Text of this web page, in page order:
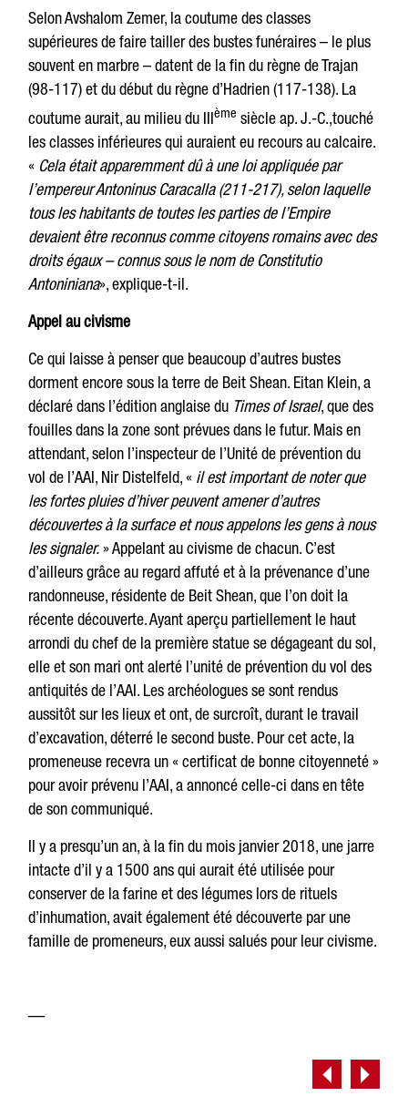
Selon Avshalom Zemer, la coutume des classes
supérieures de faire tailler des bustes funéraires – le plus
souvent en marbre – datent de la fin du règne de Trajan
(98-117) et du début du règne d’Hadrien (117-138). La
coutume aurait, au milieu du IIIème siècle ap. J.-C.,touché
les classes inférieures qui auraient eu recours au calcaire.
« Cela était apparemment dû à une loi appliquée par
l’empereur Antoninus Caracalla (211-217), selon laquelle
tous les habitants de toutes les parties de l’Empire
devaient être reconnus comme citoyens romains avec des
droits égaux – connus sous le nom de Constitutio
Antoniniana», explique-t-il.
Appel au civisme
Ce qui laisse à penser que beaucoup d’autres bustes
dorment encore sous la terre de Beit Shean. Eitan Klein, a
déclaré dans l’édition anglaise du Times of Israel, que des
fouilles dans la zone sont prévues dans le futur. Mais en
attendant, selon l’inspecteur de l’Unité de prévention du
vol de l’AAI, Nir Distelfeld, « il est important de noter que
les fortes pluies d’hiver peuvent amener d’autres
découvertes à la surface et nous appelons les gens à nous
les signaler.» Appelant au civisme de chacun. C’est
d’ailleurs grâce au regard affuté et à la prévenance d’une
randonneuse, résidente de Beit Shean, que l’on doit la
récente découverte. Ayant aperçu partiellement le haut
arrondi du chef de la première statue se dégageant du sol,
elle et son mari ont alerté l’unité de prévention du vol des
antiquités de l’AAI. Les archéologues se sont rendus
aussitôt sur les lieux et ont, de surcroît, durant le travail
d’excavation, déterré le second buste. Pour cet acte, la
promeneuse recevra un « certificat de bonne citoyenneté »
pour avoir prévenu l’AAI, a annoncé celle-ci dans en tête
de son communiqué.
Il y a presqu’un an, à la fin du mois janvier 2018, une jarre
intacte d’il y a 1500 ans qui aurait été utilisée pour
conserver de la farine et des légumes lors de rituels
d’inhumation, avait également été découverte par une
famille de promeneurs, eux aussi salués pour leur civisme.
—